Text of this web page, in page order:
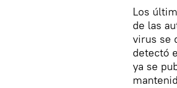
Los
de las
virus se
detectó
ya se